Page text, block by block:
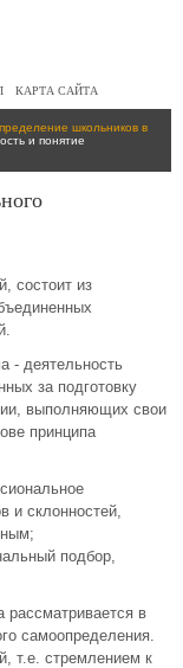
КАРТА САЙТА
школьников в
и понятие
состоит из
- деятельность
за подготовку
выполняющих свои
принципа
и склонностей,
подбор,
рассматривается в
самоопределения.
т.е. стремлением к